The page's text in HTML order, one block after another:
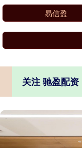
易信盈
关注 驰盈配资